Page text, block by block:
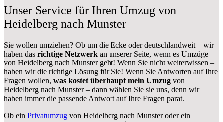
Unser Service für Ihren Umzug von
Heidelberg nach Munster
Sie wollen umziehen? Ob um die Ecke oder deutschlandweit – wir
haben das richtige Netzwerk an unserer Seite, wenn es Umzüge
von Heidelberg nach Munster geht! Wenn Sie nicht weiterwissen –
haben wir die richtige Lösung für Sie! Wenn Sie Antworten auf Ihre
Fragen wollen, was kostet überhaupt mein Umzug von
Heidelberg nach Munster – dann wählen Sie sie uns, denn wir
haben immer die passende Antwort auf Ihre Fragen parat.
Ob ein Privatumzug von Heidelberg nach Munster oder ein